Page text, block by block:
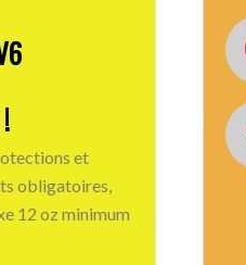
et
obligatoires,
12 oz minimum